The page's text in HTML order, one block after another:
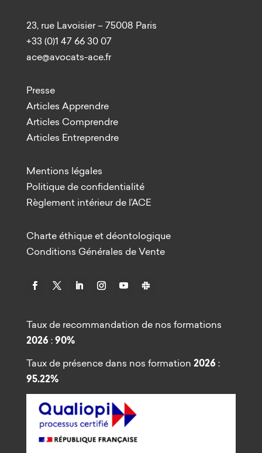
23, rue Lavoisier – 75008 Paris
+33 (0)1 47 66 30 07
ace@avocats-ace.fr
Presse
Articles Apprendre
Articles Comprendre
Articles Entreprendre
Mentions légales
Politique de confidentialité
Règlement intérieur de l’ACE
Charte éthique et déontologique
Conditions Générales de Vente
Taux de recommandation de nos formations
2026 :90%
Taux de présence dans nos formation 2026 :
95.22%